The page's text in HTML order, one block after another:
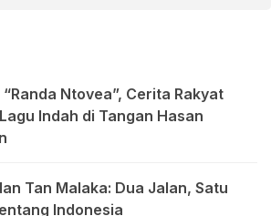
Ntovea”, Cerita Rakyat
Indah di Tangan Hasan
Tan Malaka: Dua Jalan, Satu
Indonesia